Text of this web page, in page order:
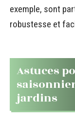
exemple, sont
robustesse et
Astuces
jardins